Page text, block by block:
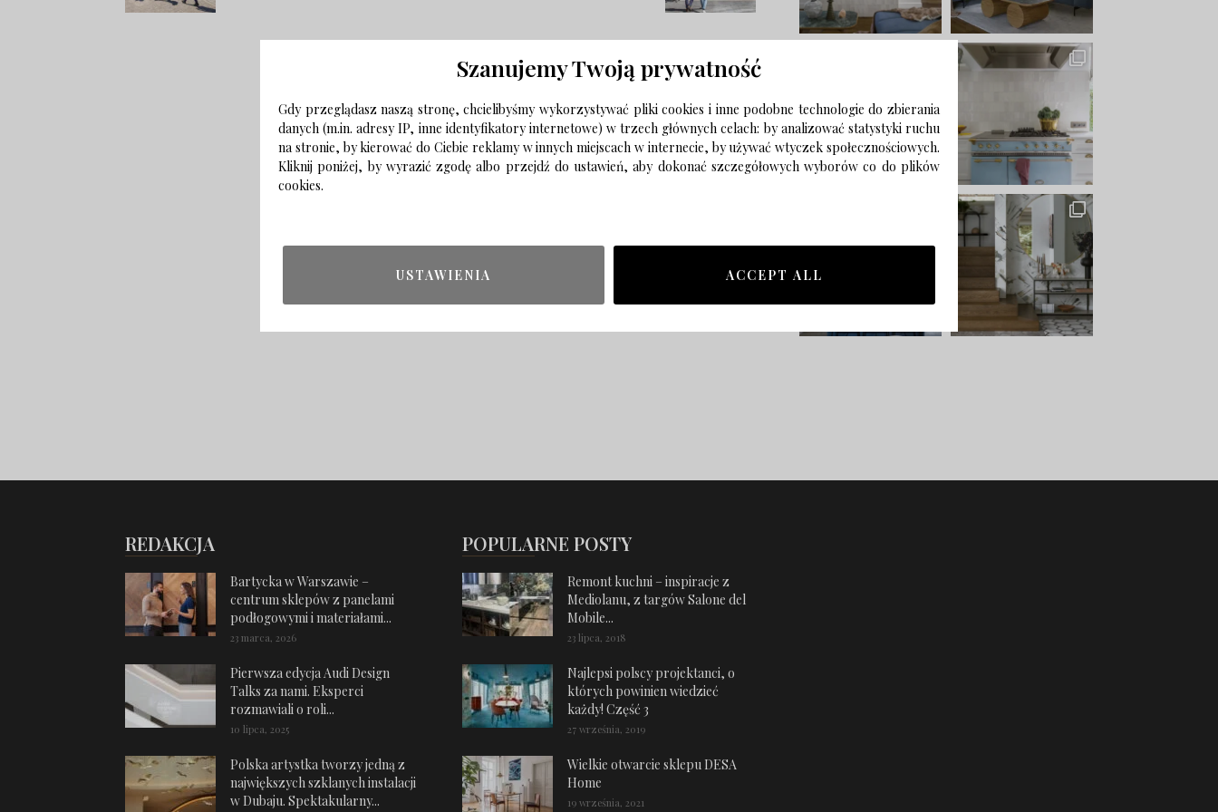
REDAKCJA
Bartycka w Warszawie –
centrum sklepów z panelami
podłogowymi i materiałami...
23 marca, 2026
Pierwsza edycja Audi Design
Talks za nami. Eksperci
rozmawiali o roli...
10 lipca, 2025
Polska artystka tworzy jedną z
największych szklanych instalacji
w Dubaju. Spektakularny...
POPULARNE POSTY
Remont kuchni – inspiracje z
Mediolanu, z targów Salone del
Mobile...
23 lipca, 2018
Najlepsi polscy projektanci, o
których powinien wiedzieć
każdy! Część 3
27 września, 2019
Wielkie otwarcie sklepu DESA
Home
19 września, 2021
Szanujemy Twoją prywatność
Gdy przeglądasz naszą stronę, chcielibyśmy wykorzystywać pliki cookies i inne podobne technologie do zbierania
danych (m.in. adresy IP, inne identyfikatory internetowe) w trzech głównych celach: by analizować statystyki ruchu
na stronie, by kierować do Ciebie reklamy w innych miejscach w internecie, by używać wtyczek społecznościowych.
Kliknij poniżej, by wyrazić zgodę albo przejdź do ustawień, aby dokonać szczegółowych wyborów co do plików
cookies.
USTAWIENIA ACCEPT ALL